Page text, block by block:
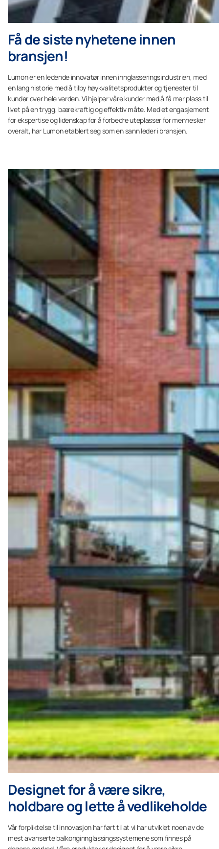
Få de siste nyhetene innen
bransjen!
Lumon er en ledende innovatør innen innglasseringsindustrien, med
en lang historie med å tilby høykvalitetsprodukter og tjenester til
kunder over hele verden. Vi hjelper våre kunder med å få mer plass til
livet på en trygg, bærekraftig og effektiv måte. Med et engasjement
for ekspertise og lidenskap for å forbedre uteplasser for mennesker
overalt, har Lumon etablert seg som en sann leder i bransjen.
Designet for å være sikre,
holdbare og lette å vedlikeholde
Vår forpliktelse til innovasjon har ført til at vi har utviklet noen av de
mest avanserte balkonginnglassingssystemene som finnes på